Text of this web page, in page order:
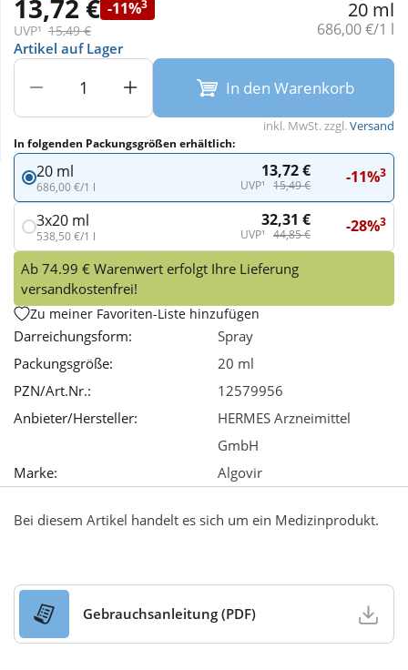
Sport & Fitness
Tierbedarf
Wellness
13,72 € -11%3
UVP¹ 15,49 €
20 ml
Grundpreis:
686,00 €/1 l
Artikel auf Lager
In den Warenkorb
inkl. MwSt. zzgl.Versand
In folgenden Packungsgrößen erhältlich:
20 ml
686,00 €/1 l
13,72 €
UVP¹ 15,49 € -11%3
3x20 ml
538,50 €/1 l
32,31 €
UVP¹ 44,85 € -28%3
Ab 74.99 € Warenwert erfolgt Ihre Lieferung
versandkostenfrei!
Zu meiner Favoriten-Liste hinzufügen
Darreichungsform:
Spray
Packungsgröße:
20 ml
PZN/Art.Nr.:
12579956
Anbieter/Hersteller:
HERMES Arzneimittel
GmbH
Marke:
Algovir
Bei diesem Artikel handelt es sich um ein Medizinprodukt.
Gebrauchsanleitung (PDF)